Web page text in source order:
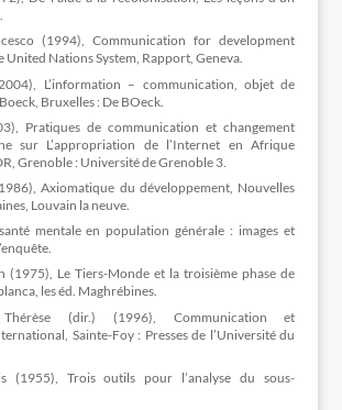
(1994), Communication for development
United Nations System, Rapport, Geneva.
L’information – communication, objet de
Bruxelles : De BOeck.
Pratiques de communication et changement
sur L’appropriation de l’Internet en Afrique
Grenoble : Université de Grenoble 3.
Axiomatique du développement, Nouvelles
Louvain la neuve.
mentale en population générale : images et
(1975), Le Tiers-Monde et la troisième phase de
les éd. Maghrébines.
Thérèse (dir.) (1996), Communication et
Sainte-Foy : Presses de l’Université du
(1955), Trois outils pour l’analyse du sous-